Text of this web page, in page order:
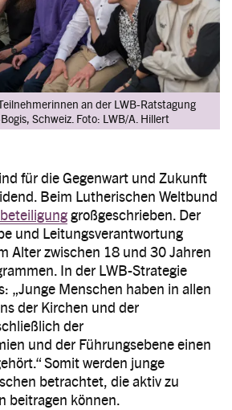
an der LWB-Ratstagung
Schweiz. Foto: LWB/A. Hillert
für die Gegenwart und Zukunft
Beim Lutherischen Weltbund
großgeschrieben. Der
und Leitungsverantwortung
Alter zwischen 18 und 30 Jahren
In der LWB-Strategie
„Junge Menschen haben in allen
der Kirchen und der
der
und der Führungsebene einen
Somit werden junge
betrachtet, die aktiv zu
beitragen können.